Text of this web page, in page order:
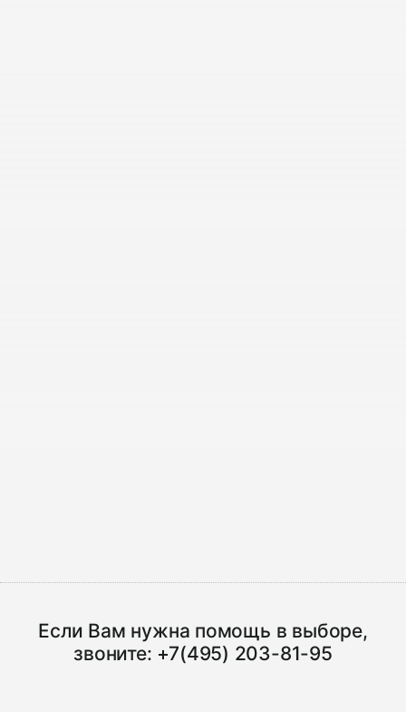
Если Вам нужна помощь в выборе,
звоните: +7(495) 203-81-95